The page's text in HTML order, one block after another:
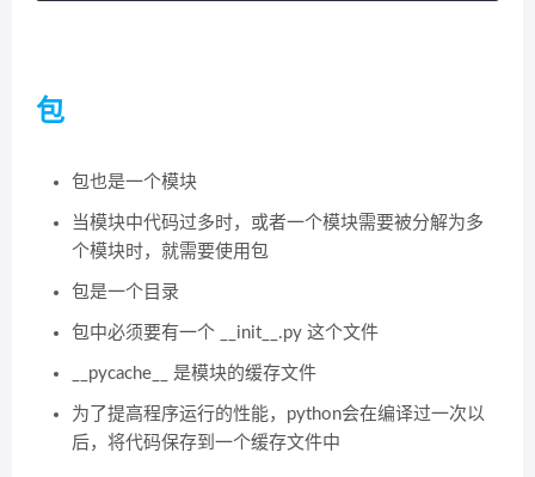
包
包也是一个模块
当模块中代码过多时，或者一个模块需要被分解为多
个模块时，就需要使用包
包是一个目录
包中必须要有一个 __init__.py 这个文件
__pycache__ 是模块的缓存文件
为了提高程序运行的性能，python会在编译过一次以
后，将代码保存到一个缓存文件中